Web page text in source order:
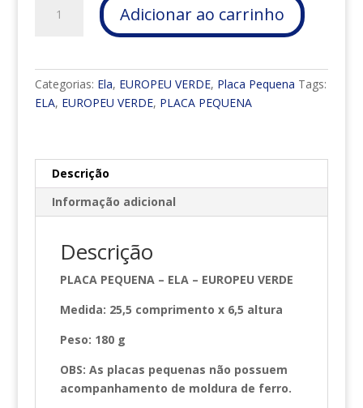
PEQUENA
-
EUROPEU
VERDE
Adicionar ao carrinho
Categorias: Ela, EUROPEU VERDE, Placa Pequena Tags:
ELA, EUROPEU VERDE, PLACA PEQUENA
Descrição
Informação adicional
Descrição
PLACA PEQUENA – ELA – EUROPEU VERDE
Medida: 25,5 comprimento x 6,5 altura
Peso: 180 g
OBS: As placas pequenas não possuem
acompanhamento de moldura de ferro.